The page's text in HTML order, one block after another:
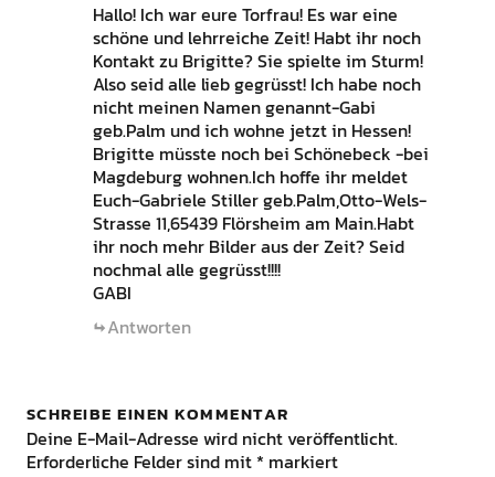
Hallo! Ich war eure Torfrau! Es war eine
schöne und lehrreiche Zeit! Habt ihr noch
Kontakt zu Brigitte? Sie spielte im Sturm!
Also seid alle lieb gegrüsst! Ich habe noch
nicht meinen Namen genannt-Gabi
geb.Palm und ich wohne jetzt in Hessen!
Brigitte müsste noch bei Schönebeck -bei
Magdeburg wohnen.Ich hoffe ihr meldet
Euch-Gabriele Stiller geb.Palm,Otto-Wels-
Strasse 11,65439 Flörsheim am Main.Habt
ihr noch mehr Bilder aus der Zeit? Seid
nochmal alle gegrüsst!!!!
GABI
Antworten
SCHREIBE EINEN KOMMENTAR
Deine E-Mail-Adresse wird nicht veröffentlicht.
Erforderliche Felder sind mit * markiert